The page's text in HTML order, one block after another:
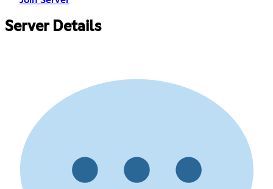
Server Details